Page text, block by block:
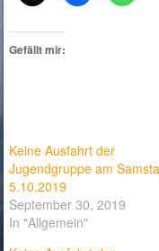
Gefällt mir:
Keine Ausfahrt der
Jugendgruppe am
5.10.2019
September 30, 2019
In "Allgemein"